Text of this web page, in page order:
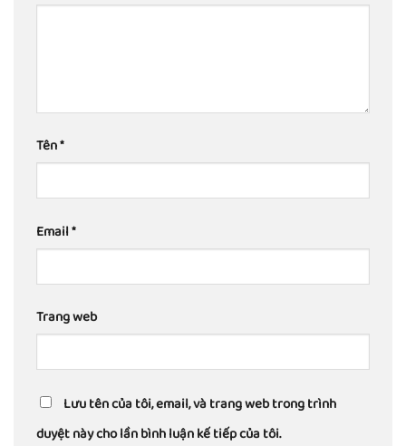
Tên*
Email*
Trang web
Lưu tên của tôi, email, và trang web trong trình
duyệt này cho lần bình luận kế tiếp của tôi.